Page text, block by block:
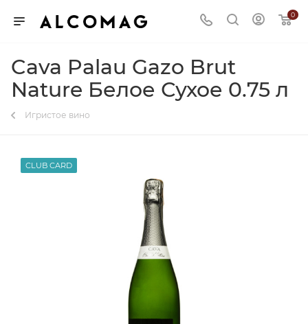
0
Cava Palau Gazo Brut
Nature Белое Сухое 0.75 л
Игристое вино
CLUB CARD